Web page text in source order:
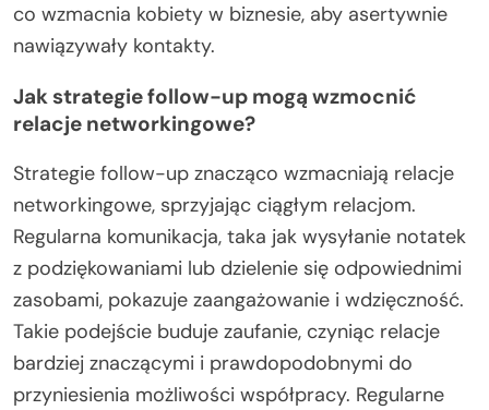
co wzmacnia kobiety w biznesie, aby asertywnie
nawiązywały kontakty.
Jak strategie follow-up mogą wzmocnić
relacje networkingowe?
Strategie follow-up znacząco wzmacniają relacje
networkingowe, sprzyjając ciągłym relacjom.
Regularna komunikacja, taka jak wysyłanie notatek
z podziękowaniami lub dzielenie się odpowiednimi
zasobami, pokazuje zaangażowanie i wdzięczność.
Takie podejście buduje zaufanie, czyniąc relacje
bardziej znaczącymi i prawdopodobnymi do
przyniesienia możliwości współpracy. Regularne